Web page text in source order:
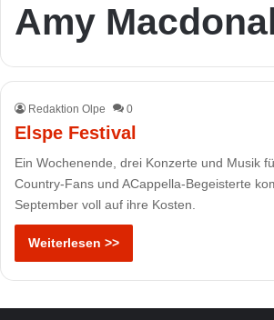
Amy
Redaktion Olpe 0
Elspe Festival
Ein Wochenende, drei Konzerte und Musik
Country-Fans und ACappella-Begeisterte
September voll auf ihre Kosten.
Weiterlesen >>